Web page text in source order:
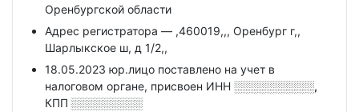
Оренбургской области
Адрес регистратора — ,460019,,, Оренбург г,,
Шарлыкское ш, д 1/2,,
18.05.2023 юр.лицо поставлено на учет в
налоговом органе, присвоен ИНН ░░░░░░░░░░,
КПП ░░░░░░░░░